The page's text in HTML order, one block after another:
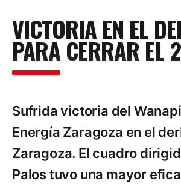
Food & Drink
Features
News
VICTORIA EN EL
PARA CERRAR EL
Sufrida victoria del
Energía Zaragoza en el
Zaragoza. El cuadro
Palos tuvo una mayor